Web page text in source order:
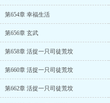
第654章 幸福生活
第656章 玄武
第658章 活捉一只司徒荒坟
第660章 活捉一只司徒荒坟
第662章 活捉一只司徒荒坟